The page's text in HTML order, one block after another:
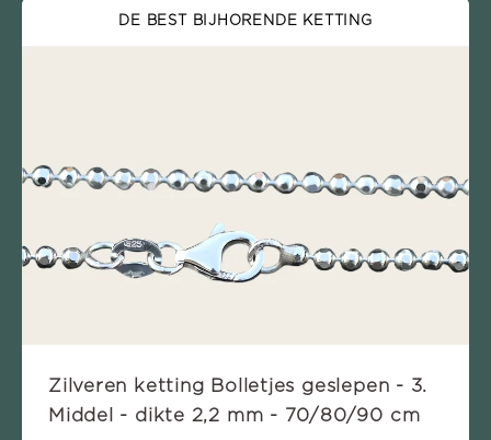
DE BEST BIJHORENDE KETTING
Zilveren ketting Bolletjes geslepen - 3.
Middel - dikte 2,2 mm - 70/80/90 cm